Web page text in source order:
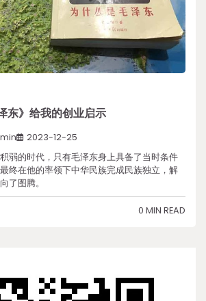
东》给我的创业启示
2023-12-25
弱的时代，只有毛泽东身上具备了当时条件
终在他的率领下中华民族完成民族独立，解
了图腾。
0 MIN READ